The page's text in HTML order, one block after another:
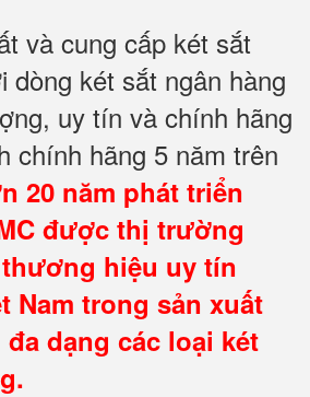
và cung cấp két sắt
dòng két sắt ngân hàng
uy tín và chính hãng
chính hãng 5 năm trên
20 năm phát triển
được thị trường
hiệu uy tín
Nam trong sản xuất
dạng các loại két